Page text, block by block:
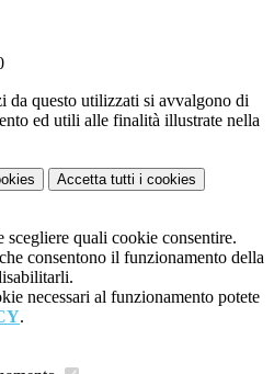
da questo utilizzati si avvalgono di
ed utili alle finalità illustrate nella
Accetta tutti i cookies
scegliere quali cookie consentire.
consentono il funzionamento della
necessari al funzionamento potete
.